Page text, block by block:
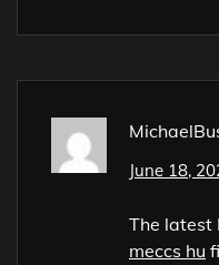
June 18,
The latest
meccs hu